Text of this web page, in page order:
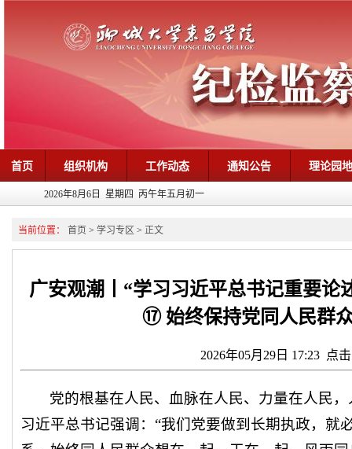
首页 组织机构 工作动态 通知公告 理论园
2026年8月6日 星期四 丙午年五月初一
当前位置： 首页 > 学习专区 > 正文
广安观潮丨“学习习近平总书记重要论
⑰ 始终保持党同人民群
2026年05月29日 17:23 点
党的根基在人民、血脉在人民、力量在人民
习近平总书记强调：“我们党要做到长期执政，就